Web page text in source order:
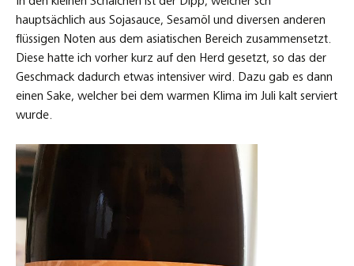
hauptsächlich aus Sojasauce, Sesamöl und diversen anderen
flüssigen Noten aus dem asiatischen Bereich zusammensetzt.
Diese hatte ich vorher kurz auf den Herd gesetzt, so das der
Geschmack dadurch etwas intensiver wird. Dazu gab es dann
einen Sake, welcher bei dem warmen Klima im Juli kalt serviert
wurde.